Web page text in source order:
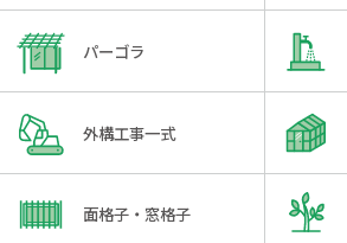
パーゴラ
外構工事一式
面格子・窓格子